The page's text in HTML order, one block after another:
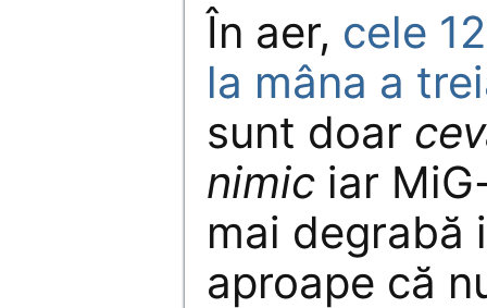
În aer, cele
la mâna a
sunt doar
nimic iar
mai degrabă
aproape că